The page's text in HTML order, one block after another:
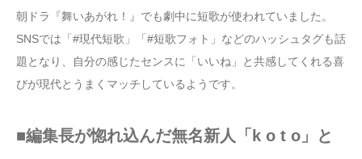
朝ドラ『舞いあがれ！』でも劇中に短歌が使われていました。
SNSでは「#現代短歌」「#短歌フォト」などのハッシュタグも話
題となり、自分の感じたセンスに「いいね」と共感してくれる喜
びが現代とうまくマッチしているようです。
■編集長が惚れ込んだ無名新人「k o t o 」と